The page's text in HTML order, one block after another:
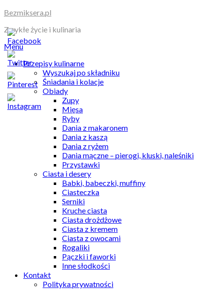
Skip
content
Bezmiksera.pl
Zwykłe życie i kulinaria
Menu
Przepisy kulinarne
Wyszukaj po składniku
Śniadania i kolacje
Obiady
Zupy
Mięsa
Ryby
Dania z makaronem
Dania z kaszą
Dania z ryżem
Dania mączne – pierogi, kluski, naleśniki
Przystawki
Ciasta i desery
Babki, babeczki, muffiny
Ciasteczka
Serniki
Kruche ciasta
Ciasta drożdżowe
Ciasta z kremem
Ciasta z owocami
Rogaliki
Pączki i faworki
Inne słodkości
Kontakt
Polityka prywatności